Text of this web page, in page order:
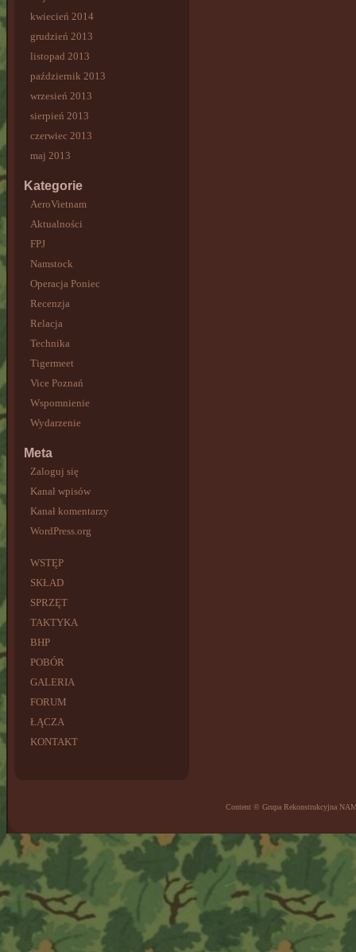
kwiecień 2014
grudzień 2013
listopad 2013
październik 2013
wrzesień 2013
sierpień 2013
czerwiec 2013
maj 2013
Kategorie
AeroVietnam
Aktualności
FPJ
Namstock
Operacja Poniec
Recenzja
Relacja
Technika
Tigermeet
Vice Poznań
Wspomnienie
Wydarzenie
Meta
Zaloguj się
Kanał wpisów
Kanał komentarzy
WordPress.org
WSTĘP
SKŁAD
SPRZĘT
TAKTYKA
BHP
POBÓR
GALERIA
FORUM
ŁĄCZA
KONTAKT
Content © Grupa Rekonstrukcyjna